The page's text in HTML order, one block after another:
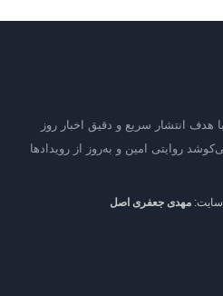
هدف انتشار سریع و دقیق اخبار روز
روایتی امین و به‌روز از رویدادها
مهدی جعفری اصل